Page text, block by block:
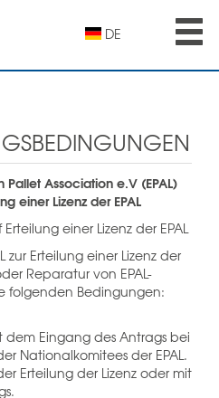
DE
Association e.V (EPAL)
einer Lizenz der EPAL
einer Lizenz der EPAL
zur Erteilung einer Lizenz der
Reparatur von EPAL-
folgenden Bedingungen:
dem Eingang des Antrags bei
Nationalkomitees der EPAL.
Erteilung der Lizenz oder mit